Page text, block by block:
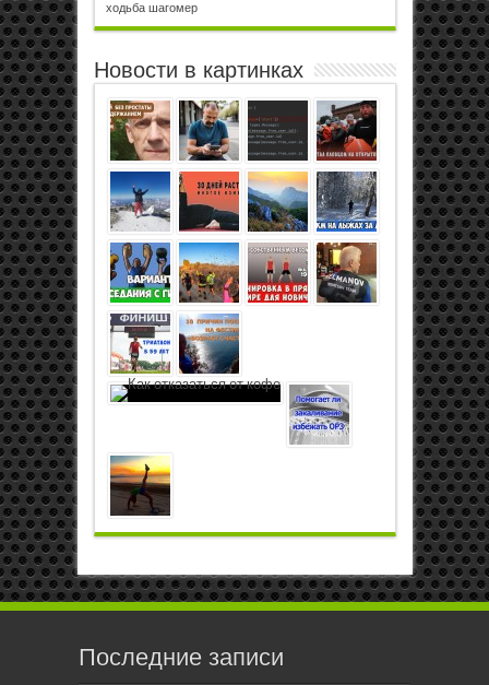
ходьба шагомер
Новости в картинках
Последние записи